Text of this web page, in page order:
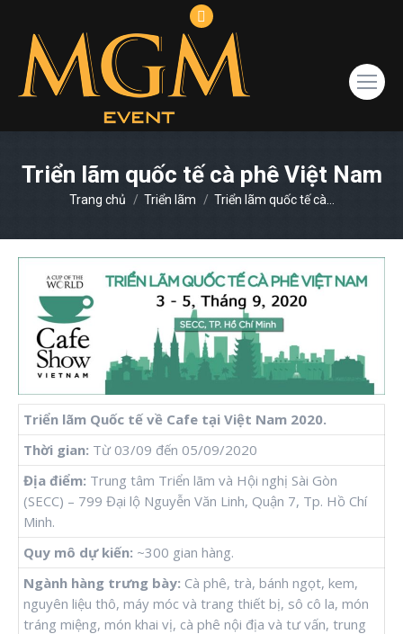
Facebook
page
opens
in
window
Triển lãm quốc tế cà phê Việt Nam
You are here:
Trang chủ Triển lãm Triển lãm quốc tế cà…
Triển lãm Quốc tế về Cafe tại Việt Nam 2020.
Thời gian: Từ 03/09 đến 05/09/2020
Địa điểm: Trung tâm Triển lãm và Hội nghị Sài Gòn
(SECC) – 799 Đại lộ Nguyễn Văn Linh, Quận 7, Tp. Hồ Chí
Minh.
Quy mô dự kiến: ~300 gian hàng.
Ngành hàng trưng bày: Cà phê, trà, bánh ngọt, kem,
nguyên liệu thô, máy móc và trang thiết bị, sô cô la, món
tráng miệng, món khai vị, cà phê nội địa và tư vấn, trung